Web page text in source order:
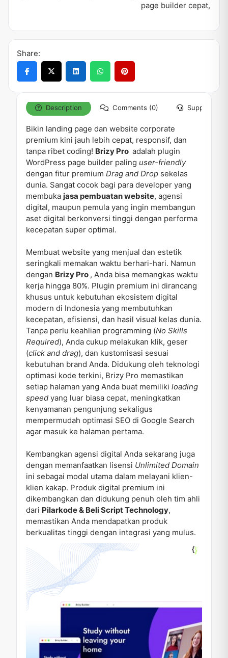
Description Comments (0) Support
Bikin landing page dan website corporate
premium kini jauh lebih cepat, responsif, dan
tanpa ribet coding! Brizy Pro adalah plugin
WordPress page builder paling user-friendly
dengan fitur premium Drag and Drop sekelas
dunia. Sangat cocok bagi para developer yang
membuka jasa pembuatan website, agensi
digital, maupun pemula yang ingin membangun
aset digital berkonversi tinggi dengan performa
kecepatan super optimal.
Membuat website yang menjual dan estetik
seringkali memakan waktu berhari-hari. Namun
dengan Brizy Pro , Anda bisa memangkas waktu
kerja hingga 80%. Plugin premium ini dirancang
khusus untuk kebutuhan ekosistem digital
modern di Indonesia yang membutuhkan
kecepatan, efisiensi, dan hasil visual kelas dunia.
Tanpa perlu keahlian programming (No Skills
Required), Anda cukup melakukan klik, geser
(click and drag), dan kustomisasi sesuai
kebutuhan brand Anda. Didukung oleh teknologi
optimasi kode terkini, Brizy Pro memastikan
setiap halaman yang Anda buat memiliki loading
speed yang luar biasa cepat, meningkatkan
kenyamanan pengunjung sekaligus
mempermudah optimasi SEO di Google Search
agar masuk ke halaman pertama.
Kembangkan agensi digital Anda sekarang juga
dengan memanfaatkan lisensi Unlimited Domain
ini sebagai modal utama dalam melayani klien-
klien kakap. Produk digital premium ini
dikembangkan dan didukung penuh oleh tim ahli
dari Pilarkode & Beli Script Technology,
memastikan Anda mendapatkan produk
berkualitas tinggi dengan integrasi yang mulus.
page builder cepat,
Share: